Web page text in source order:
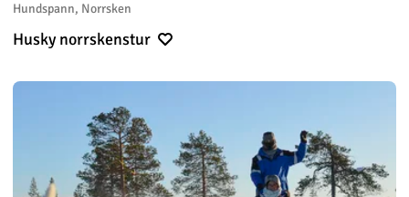
Hundspann, Norrsken
Husky norrskenstur